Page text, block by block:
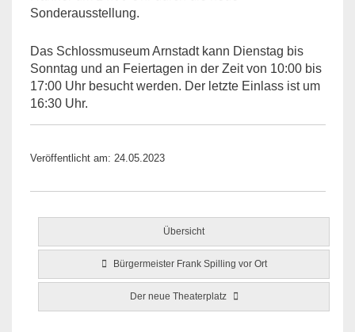
Sonderausstellung.
Das Schlossmuseum Arnstadt kann Dienstag bis
Sonntag und an Feiertagen in der Zeit von 10:00 bis
17:00 Uhr besucht werden. Der letzte Einlass ist um
16:30 Uhr.
Veröffentlicht am: 24.05.2023
Übersicht
Bürgermeister Frank Spilling vor Ort
Der neue Theaterplatz